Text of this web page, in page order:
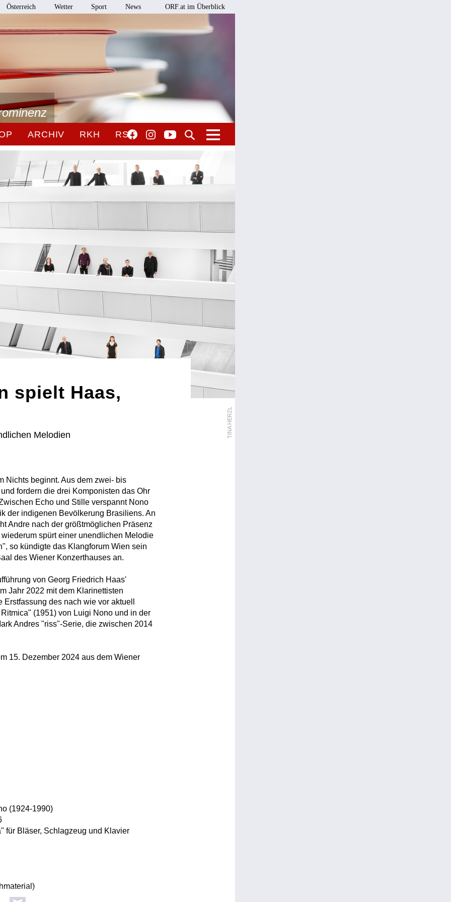
Österreich Wetter Sport News ORF.at im Überblick
ARCHIV RKH RSO
TINA HERZL
spielt Haas,
Melodien
Nichts beginnt. Aus dem zwei- bis
fordern die drei Komponisten das Ohr
Echo und Stille verspannt Nono
der indigenen Bevölkerung Brasiliens. An
Andre nach der größtmöglichen Präsenz
spürt einer unendlichen Melodie
so kündigte das Klangforum Wien sein
des Wiener Konzerthauses an.
von Georg Friedrich Haas'
Jahr 2022 mit dem Klarinettisten
des nach wie vor aktuell
(1951) von Luigi Nono und in der
Andres "riss"-Serie, die zwischen 2014
15. Dezember 2024 aus dem Wiener
(1924-1990)
für Bläser, Schlagzeug und Klavier